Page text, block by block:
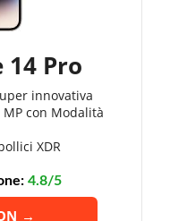
14 Pro
innovativa
con Modalità
XDR
4.8/5
→